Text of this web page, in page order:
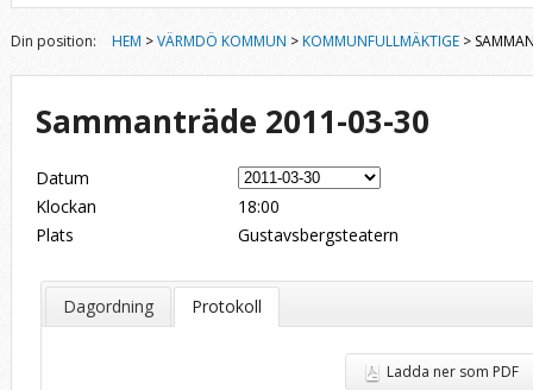
Din position: HEM >VÄRMDÖ KOMMUN >KOMMUNFULLMÄKTIGE >
Sammanträde 2011-03-30
Datum
Klockan
18:00
Plats
Gustavsbergsteatern
Dagordning Protokoll
Ladda ner som PDF